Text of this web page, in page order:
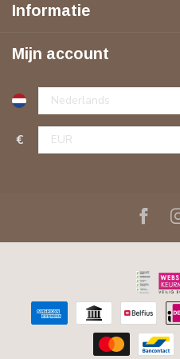
Informatie
Mijn account
€